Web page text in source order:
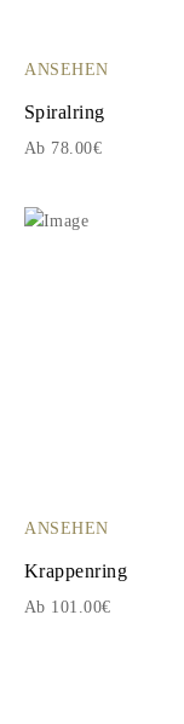
ANSEHEN
Spiralring
Ab 78.00€
ANSEHEN
Krappenring
Ab 101.00€